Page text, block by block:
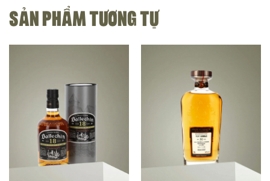
SẢN PHẨM TƯƠNG TỰ